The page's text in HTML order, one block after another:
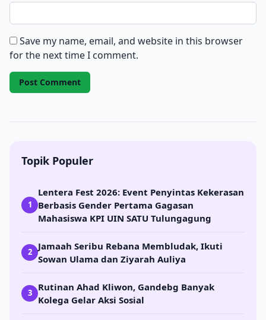
Save my name, email, and website in this browser
for the next time I comment.
Topik Populer
1
Lentera Fest 2026: Event Penyintas Kekerasan
Berbasis Gender Pertama Gagasan
Mahasiswa KPI UIN SATU Tulungagung
2
Jamaah Seribu Rebana Membludak, Ikuti
Sowan Ulama dan Ziyarah Auliya
3
Rutinan Ahad Kliwon, Gandebg Banyak
Kolega Gelar Aksi Sosial